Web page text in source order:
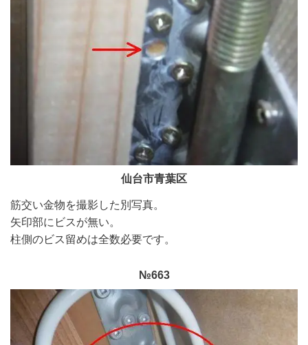
仙台市青葉区
筋交い金物を撮影した別写真。
矢印部にビスが無い。
柱側のビス留めは全数必要です。
№663